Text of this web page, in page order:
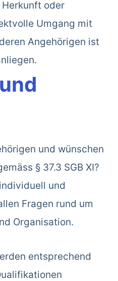
oder
Umgang mit
Angehörigen ist
und wünschen
§ 37.3 SGB XI?
und
Fragen rund um
Organisation.
entsprechend